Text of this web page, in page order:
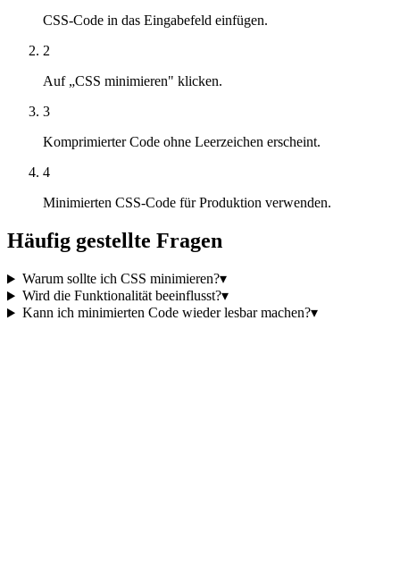
CSS-Code in das Eingabefeld einfügen.
2
Auf „CSS minimieren" klicken.
3
Komprimierter Code ohne Leerzeichen erscheint.
4
Minimierten CSS-Code für Produktion verwenden.
Häufig gestellte Fragen
Warum sollte ich CSS minimieren?▾
Wird die Funktionalität beeinflusst?▾
Kann ich minimierten Code wieder lesbar machen?▾